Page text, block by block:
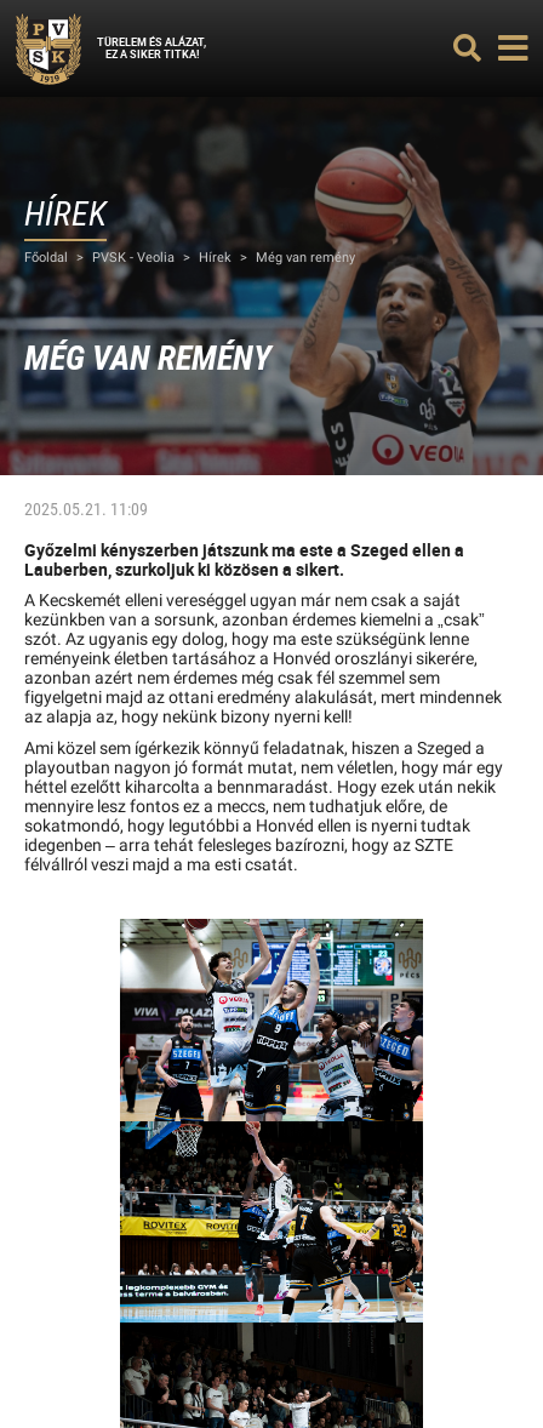
TÜRELEM ÉS ALÁZAT,
EZ A SIKER TITKA!
HÍREK
Főoldal > PVSK - Veolia > Hírek > Még van remény
MÉG VAN REMÉNY
2025.05.21. 11:09
Győzelmi kényszerben játszunk ma este a Szeged ellen a
Lauberben, szurkoljuk ki közösen a sikert.
A Kecskemét elleni vereséggel ugyan már nem csak a saját
kezünkben van a sorsunk, azonban érdemes kiemelni a „csak”
szót. Az ugyanis egy dolog, hogy ma este szükségünk lenne
reményeink életben tartásához a Honvéd oroszlányi sikerére,
azonban azért nem érdemes még csak fél szemmel sem
figyelgetni majd az ottani eredmény alakulását, mert mindennek
az alapja az, hogy nekünk bizony nyerni kell!
Ami közel sem ígérkezik könnyű feladatnak, hiszen a Szeged a
playoutban nagyon jó formát mutat, nem véletlen, hogy már egy
héttel ezelőtt kiharcolta a bennmaradást. Hogy ezek után nekik
mennyire lesz fontos ez a meccs, nem tudhatjuk előre, de
sokatmondó, hogy legutóbbi a Honvéd ellen is nyerni tudtak
idegenben – arra tehát felesleges bazírozni, hogy az SZTE
félvállról veszi majd a ma esti csatát.